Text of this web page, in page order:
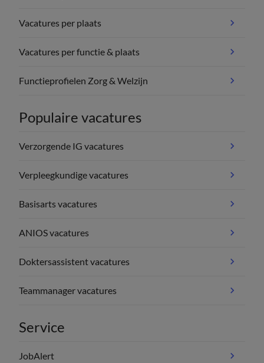
Vacatures per plaats
Vacatures per functie & plaats
Functieprofielen Zorg & Welzijn
Populaire vacatures
Verzorgende IG vacatures
Verpleegkundige vacatures
Basisarts vacatures
ANIOS vacatures
Doktersassistent vacatures
Teammanager vacatures
Service
JobAlert